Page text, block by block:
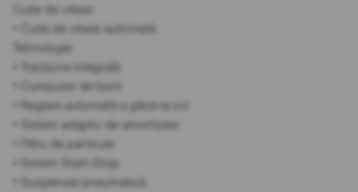
Cutie de viteze
• Cutie de viteze automată
Tehnologie
• Tracțiune integrală
• Computer de bord
• Reglare automată a gărzii la sol
• Sistem adaptiv de amortizare
• Filtru de particule
• Sistem Start-Stop
• Suspensie pneumatică